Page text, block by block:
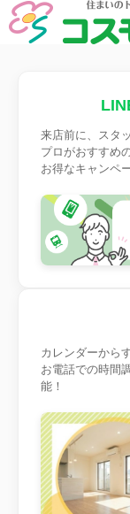
来店前に、スタ
プロがおすすめ
お得なキャンペ
カレンダーから
お電話での時間
能！